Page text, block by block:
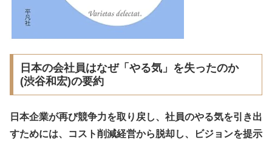
日本の会社員はなぜ「やる気」を失ったのか
(渋谷和宏)の要約
日本企業が再び競争力を取り戻し、社員のやる気を引き出
すためには、コスト削減経営から脱却し、ビジョンを提示